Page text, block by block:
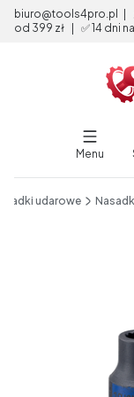
biuro@tools4pro.pl |
od 399 zł | ✅ 14 dni
Menu
udarowe